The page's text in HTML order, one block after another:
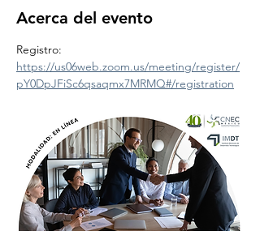
Acerca del evento
Registro:
https://us06web.zoom.us/meeting/register/
pY0DpJFiSc6qsaqmx7MRMQ#/registration